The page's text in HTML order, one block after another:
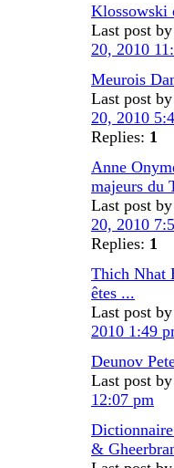
Klossowski
Last post by
20, 2010
Meurois
Last post by
20, 2010
Replies: 1
Anne
majeurs du
Last post by
20, 2010
Replies: 1
Thich Nhat
êtes ...
Last post by
2010 1:49
Deunov
Last post by
12:07 pm
Dictionnaire
&